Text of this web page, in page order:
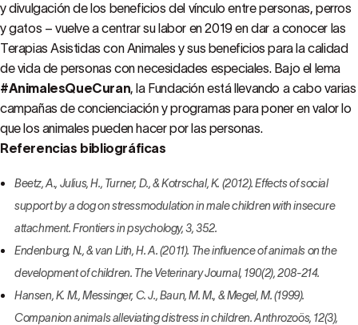
y divulgación de los beneficios del vínculo entre personas, perros
y gatos – vuelve a centrar su labor en 2019 en dar a conocer las
Terapias Asistidas con Animales y sus beneficios para la calidad
de vida de personas con necesidades especiales. Bajo el lema
#AnimalesQueCuran, la Fundación está llevando a cabo varias
campañas de concienciación y programas para poner en valor lo
que los animales pueden hacer por las personas.
Referencias bibliográficas
Beetz, A., Julius, H., Turner, D., & Kotrschal, K. (2012). Effects of social
support by a dog on stressmodulation in male children with insecure
attachment. Frontiers in psychology, 3, 352.
Endenburg, N., & van Lith, H. A. (2011). The influence of animals on the
development of children. The Veterinary Journal, 190(2), 208-214.
Hansen, K. M., Messinger, C. J., Baun, M. M., & Megel, M. (1999).
Companion animals alleviating distress in children. Anthrozoös, 12(3),